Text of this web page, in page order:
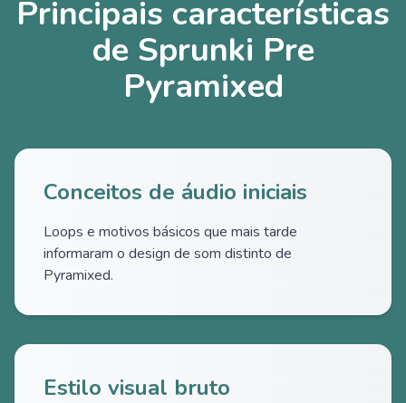
Principais características
de Sprunki Pre
Pyramixed
Conceitos de áudio iniciais
Loops e motivos básicos que mais tarde
informaram o design de som distinto de
Pyramixed.
Estilo visual bruto